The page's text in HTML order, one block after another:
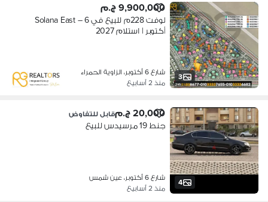
3
9,900,000 ج.م
لوفت 228م للبيع في Solana East – 6
أكتوبر | استلام 2027
شارع 6 أكتوبر، الزاوية الحمراء
منذ 2 أسابيع
4
20,000 ج.م قابل للتفاوض
جنط 19 مرسيدس للبيع
شارع 6 أكتوبر، عين شمس
منذ 2 أسابيع